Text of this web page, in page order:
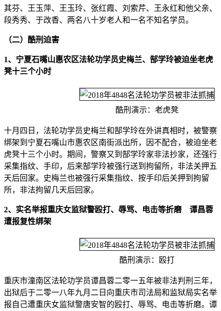
其芬、王玉萍、王玉玲、张红霞、刘索芹、王永红和他父亲、
段秀秀、于改香、两名八十岁老人和一名不知名学员。
（二）酷刑迫害
1、宁夏石嘴山惠农区法轮功学员史梅兰、郜学玲被迫坐老虎
凳十三个小时
酷刑演示：老虎凳
十月四日，法轮功学员史梅兰和郜学玲在外讲真相时，被警察
绑架到宁夏石嘴山市惠农区南街派出所，因不配合，被迫坐老
虎凳十三个小时。期间，警察又到郜学玲家非法抄家，还强行
采集指纹、手印，后来郜学玲被强行送到拘留所，非法关押五
天后回家。史梅兰也被强行采集指纹、按手印后关押到拘留
所，非法拘留几天后回家。
2、实名举报重庆女监狱警殴打、辱骂、电击等折磨 谭昌蓉
遭报复性绑架
酷刑演示：殴打
重庆市潼南区法轮功学员谭昌蓉二零一五年被非法判刑三年，
出狱后于二零一八年九月二日向重庆市司法局和监狱局实名举
报自己遭重庆女监狱警唐安智的殴打、辱骂、电击等折磨。谭